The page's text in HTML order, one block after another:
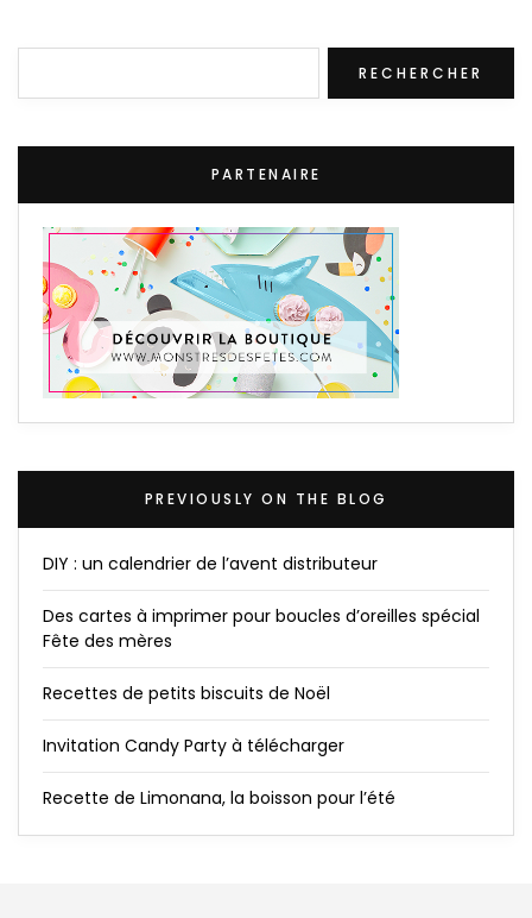
RECHERCHER
PARTENAIRE
PREVIOUSLY ON THE BLOG
DIY : un calendrier de l’avent distributeur
Des cartes à imprimer pour boucles d’oreilles spécial
Fête des mères
Recettes de petits biscuits de Noël
Invitation Candy Party à télécharger
Recette de Limonana, la boisson pour l’été